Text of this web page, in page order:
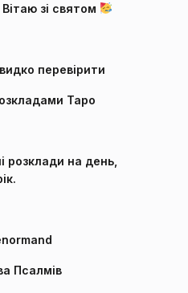
зі святом
перевірити
Таро
розклади на день,
Псалмів